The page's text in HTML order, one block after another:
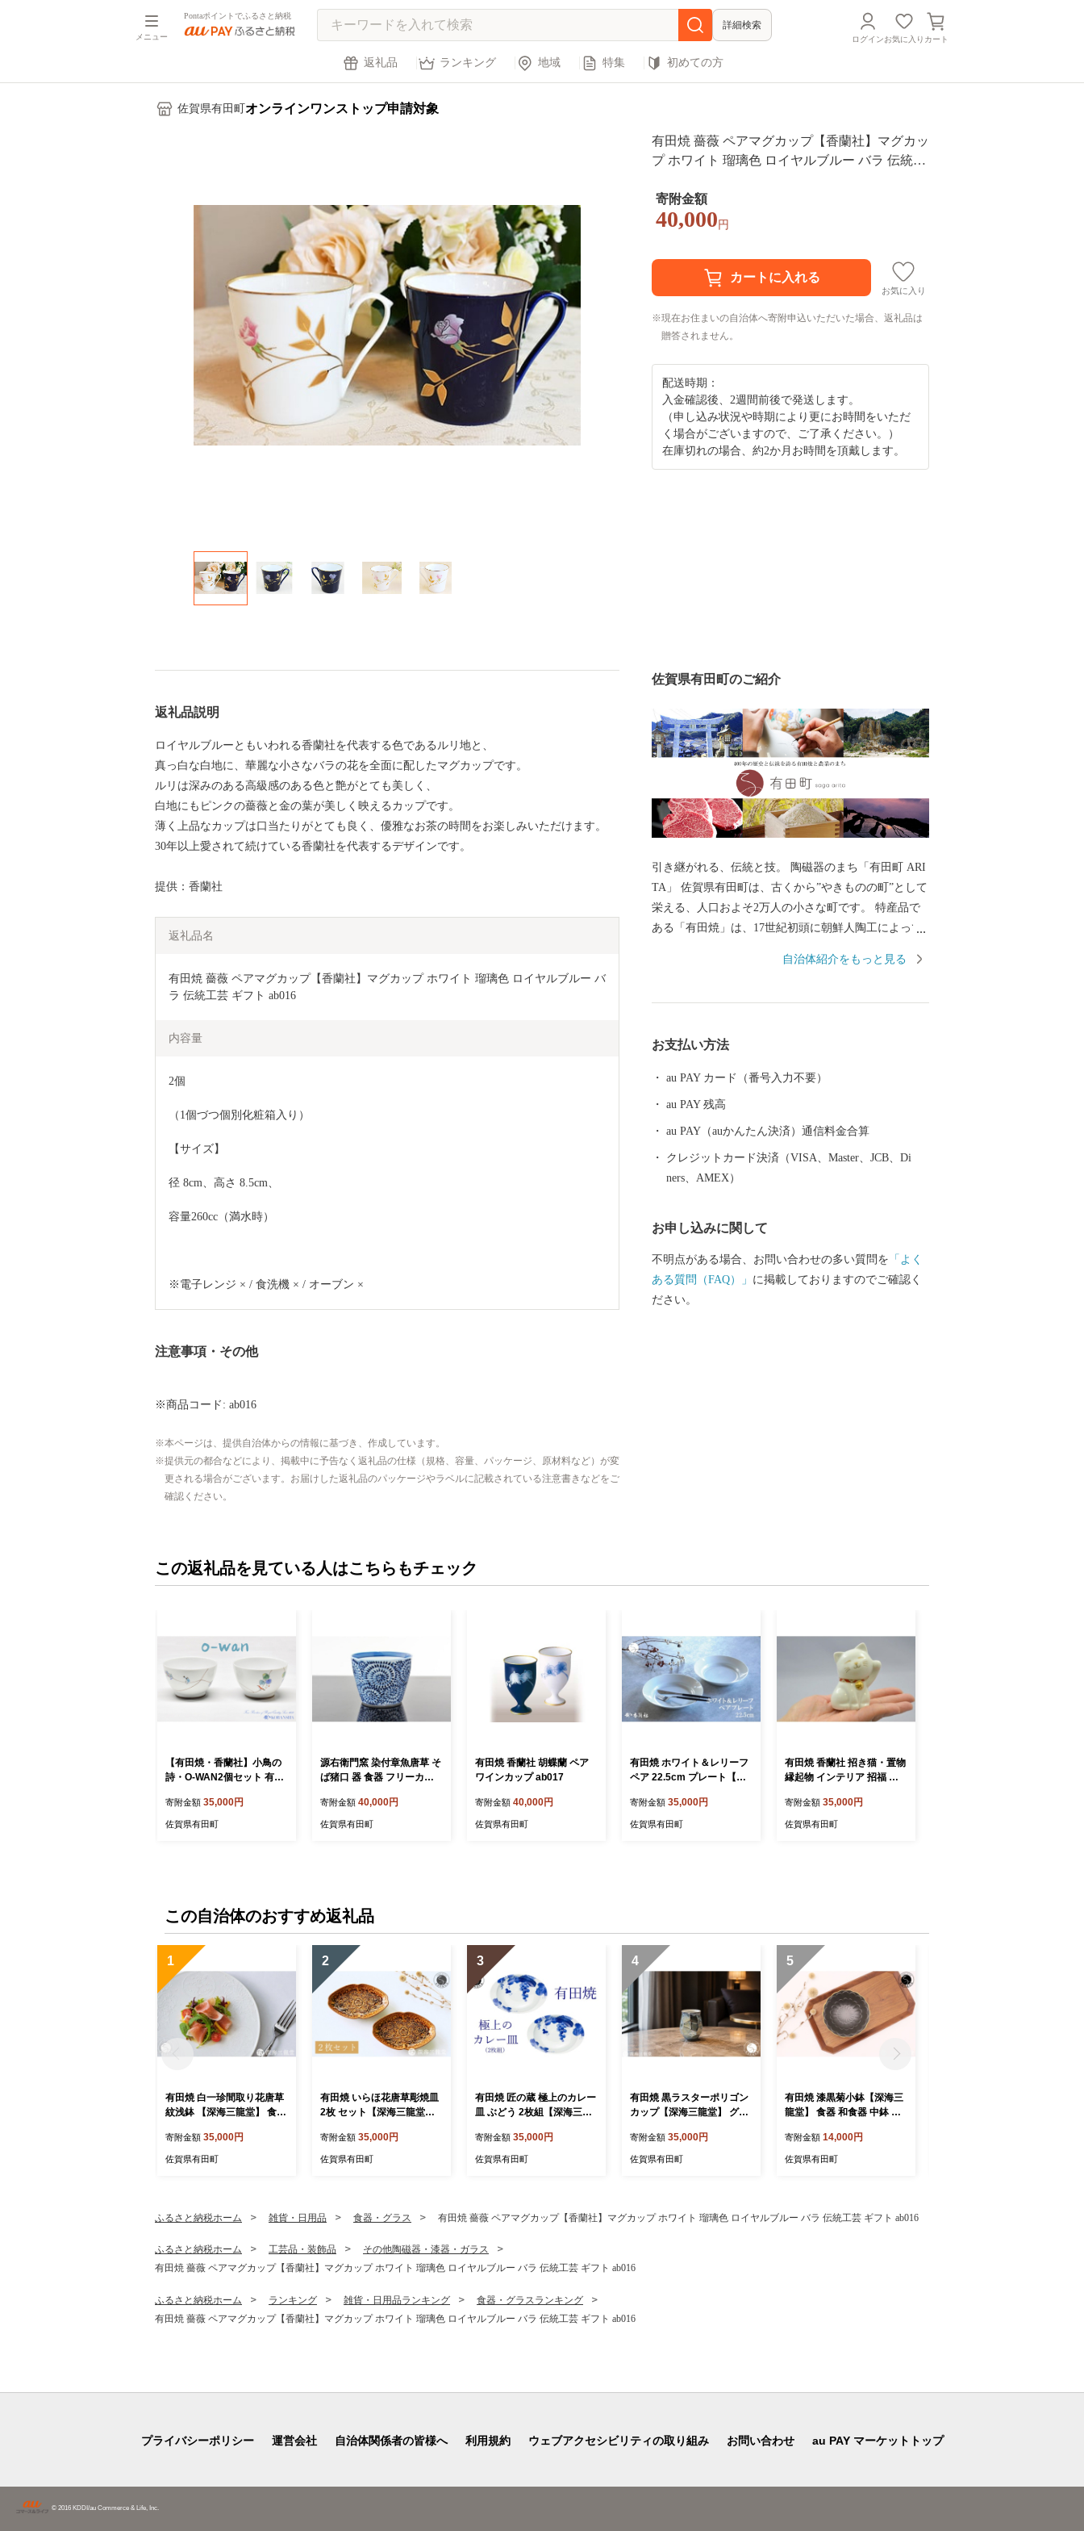
メニュー
Pontaポイントでふるさと納税
詳細検索
ログインお気に入り カート
返礼品 ランキング 地域 特集 初めての方
佐賀県有田町 オンラインワンストップ申請対象
有田焼 薔薇 ペアマグカップ【香蘭社】マグカッ
プ ホワイト 瑠璃色 ロイヤルブルー バラ 伝統工
寄附金額
40,000 円
お気に入り
現在お住まいの自治体へ寄附申込いただいた場合、返礼品は
贈答されません。
配送時期：
入金確認後、2週間前後で発送します。
（申し込み状況や時期により更にお時間をいただ
く場合がございますので、ご了承ください。）
在庫切れの場合、約2か月お時間を頂戴します。
返礼品説明
ロイヤルブルーともいわれる香蘭社を代表する色であるルリ地と、
真っ白な白地に、華麗な小さなバラの花を全面に配したマグカップです。
ルリは深みのある高級感のある色と艶がとても美しく、
白地にもピンクの薔薇と金の葉が美しく映えるカップです。
薄く上品なカップは口当たりがとても良く、優雅なお茶の時間をお楽しみいただけます。
30年以上愛されて続けている香蘭社を代表するデザインです。
提供：香蘭社
返礼品名
有田焼 薔薇 ペアマグカップ【香蘭社】マグカップ ホワイト 瑠璃色 ロイヤルブルー バ
ラ 伝統工芸 ギフト ab016
内容量
2個
（1個づつ個別化粧箱入り）
【サイズ】
径 8cm、高さ 8.5cm、
容量260cc（満水時）
※電子レンジ × / 食洗機 × / オーブン ×
注意事項・その他
※商品コード: ab016
本ページは、提供自治体からの情報に基づき、作成しています。
提供元の都合などにより、掲載中に予告なく返礼品の仕様（規格、容量、パッケージ、原材料など）が変
更される場合がございます。お届けした返礼品のパッケージやラベルに記載されている注意書きなどをご
確認ください。
佐賀県有田町のご紹介
引き継がれる、伝統と技。 陶磁器のまち「有田町 ARI
TA」 佐賀県有田町は、古くから”やきものの町”として
栄える、人口およそ2万人の小さな町です。 特産品で
ある「有田焼」は、17世紀初頭に朝鮮人陶工によって
00年を迎えました。 ゴールデンウイークに開催される
だ有田内山地区の町並みは、国の「重要伝統的建造物
群保存地区」に選定されており、江戸後期から昭和に
います。主要道路から一歩裏に入ると、登り窯の廃材
を利用したトンバイ塀が多く見られ、裏通りに独特の
風情を醸しています。 一方で、有田町内には日本の自
側一帯は「棚田」という特徴的な景観を持つ稲作地で
ありながら、美しい緑と名水で飼育される「佐賀牛」
や 「ありたどり」などを生産する県下有数の畜産地で
自治体紹介をもっと見る
お支払い方法
au PAY カード（番号入力不要）
au PAY 残高
au PAY（auかんたん決済）通信料金合算
クレジットカード決済（VISA、Master、JCB、Di
ners、AMEX）
お申し込みに関して
不明点がある場合、お問い合わせの多い質問を 「よく
ある質問（FAQ）」 に掲載しておりますのでご確認く
ださい。
この返礼品を見ている人はこちらもチェック
【有田焼・香蘭社】小鳥の
詩・O-WAN2個セット 有田
ごはん茶碗 湯呑 和食器 食
器 うつわ 器 35000円 3.5万
寄附金額 35,000円
佐賀県有田町
源右衛門窯 染付章魚唐草 そ
ば猪口 器 食器 フリーカッ
田焼 ad069
寄附金額 40,000円
佐賀県有田町
有田焼 香蘭社 胡蝶蘭 ペア
ワインカップ ab017
寄附金額 40,000円
佐賀県有田町
有田焼 ホワイト＆レリーフ
ペア 22.5cm プレート【香
白い食器 シンプル ギフト
結婚祝い レンジOK 食洗器
寄附金額 35,000円
佐賀県有田町
有田焼 香蘭社 招き猫・置物
縁起物 インテリア 招福 猫
万円 ab020
寄附金額 35,000円
佐賀県有田町
この自治体のおすすめ返礼品
1
有田焼 白一珍間取り花唐草
紋浅鉢 【深海三龍堂】 食器
器 陶磁器 シンプル おしゃ
れ いっちん 職人技 ay100
寄附金額 35,000円
佐賀県有田町
2
有田焼 いらほ花唐草彫焼皿
2枚 セット【深海三龍堂】
風 菓子皿 銘々皿 中皿 楕円
和食器 てんぷら皿 ay101
寄附金額 35,000円
佐賀県有田町
3
有田焼 匠の蔵 極上のカレー
皿 ぶどう 2枚組【深海三龍
ザイン大賞 ユニバーサルデ
ザイン カレー皿 楕円皿 食
寄附金額 35,000円
佐賀県有田町
4
有田焼 黒ラスターポリゴン
カップ【深海三龍堂】 グラ
焼酎グラス フリーカップ お
しゃれ モダン ギフト ay103
寄附金額 35,000円
佐賀県有田町
5
有田焼 漆黒菊小鉢【深海三
龍堂】 食器 和食器 中鉢 和
花 黒い器 うつわ おもてな
し おしゃれ 和モダン ay104
寄附金額 14,000円
佐賀県有田町
ふるさと納税ホーム 雑貨・日用品 食器・グラス 有田焼 薔薇 ペアマグカップ【香蘭社】マグカップ ホワイト 瑠璃色 ロイヤルブルー バラ 伝統工芸 ギフト ab016
ふるさと納税ホーム 工芸品・装飾品
その他陶磁器・漆器・ガラス
有田焼 薔薇 ペアマグカップ【香蘭社】マグカップ ホワイト 瑠璃色 ロイヤルブルー バラ 伝統工芸 ギフト ab016
ふるさと納税ホーム ランキング 雑貨・日用品ランキング
食器・グラスランキング
有田焼 薔薇 ペアマグカップ【香蘭社】マグカップ ホワイト 瑠璃色 ロイヤルブルー バラ 伝統工芸 ギフト ab016
プライバシーポリシー 運営会社 自治体関係者の皆様へ 利用規約 ウェブアクセシビリティの取り組み お問い合わせ au PAY マーケットトップ
© 2016 KDDI/au Commerce & Life, Inc.